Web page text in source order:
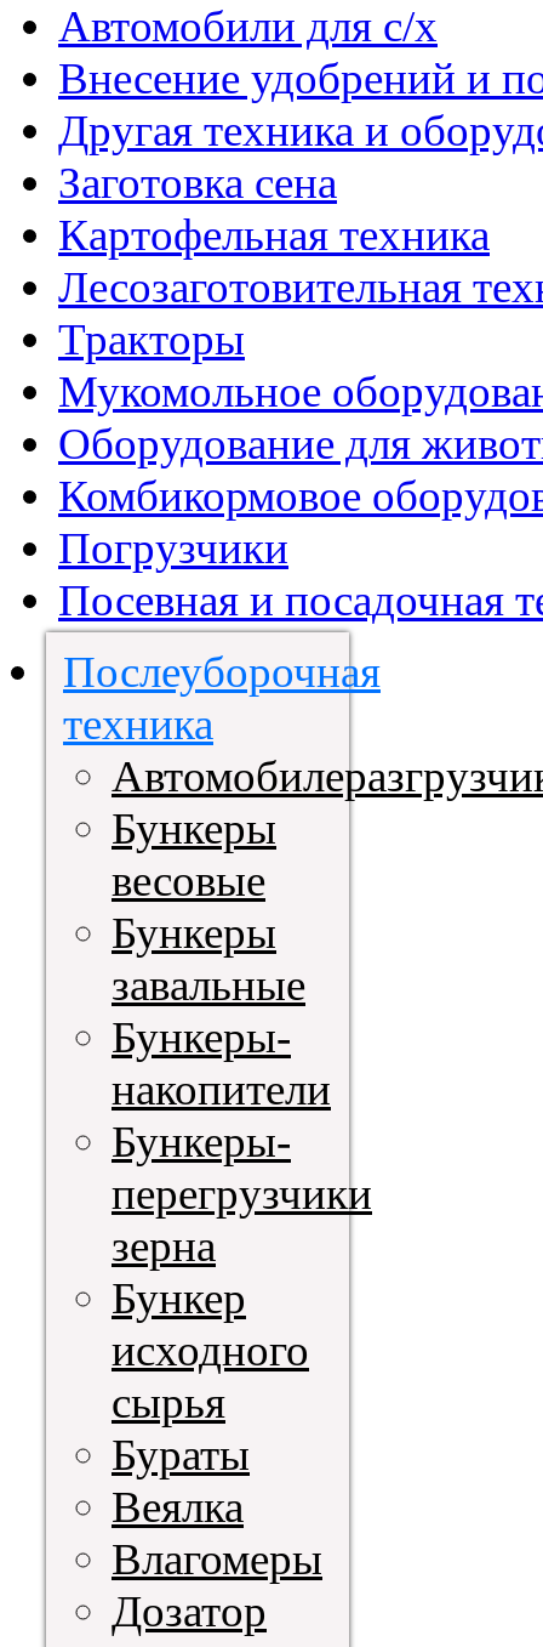
Автомобили для с/х
Внесение удобрений и
Другая техника и
Заготовка сена
Картофельная техника
Лесозаготовительная
Тракторы
Мукомольное
Оборудование для
Комбикормовое
Погрузчики
Посевная и посадочная
Послеуборочная
техника
Бункеры
весовые
Бункеры
завальные
Бункеры-
накопители
Бункеры-
перегрузчики
зерна
Бункер
исходного
сырья
Бураты
Веялка
Влагомеры
Дозатор